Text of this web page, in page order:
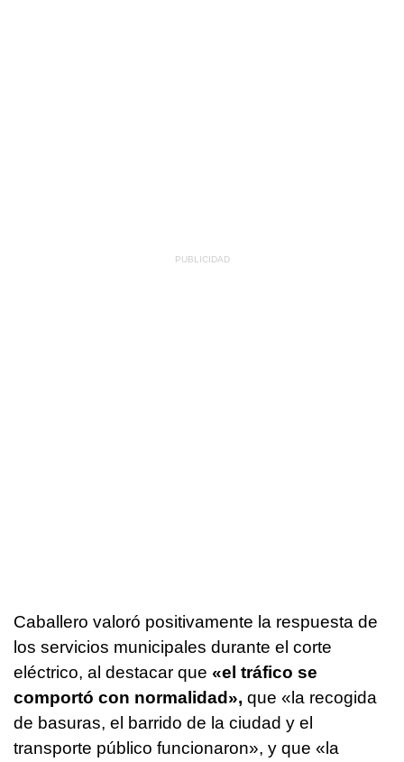
Caballero valoró positivamente la respuesta de
los servicios municipales durante el corte
eléctrico, al destacar que «el tráfico se
comportó con normalidad», que «la recogida
de basuras, el barrido de la ciudad y el
transporte público funcionaron», y que «la